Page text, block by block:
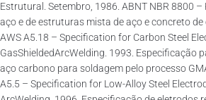
Estrutural. Setembro, 1986. ABNT NBR 8800
aço e de estruturas mista de aço e concreto de
AWS A5.18 – Specification for Carbon Steel
GasShieldedArcWelding. 1993. Especificação
aço carbono para soldagem pelo processo
A5.5 – Specification for Low-Alloy Steel